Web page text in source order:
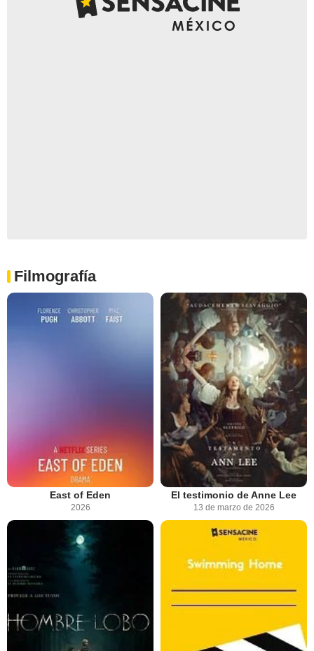
Filmografía
East of Eden
2026
El testimonio de Anne Lee
13 de marzo de 2026